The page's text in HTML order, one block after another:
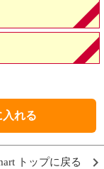
入れる
トップに戻る